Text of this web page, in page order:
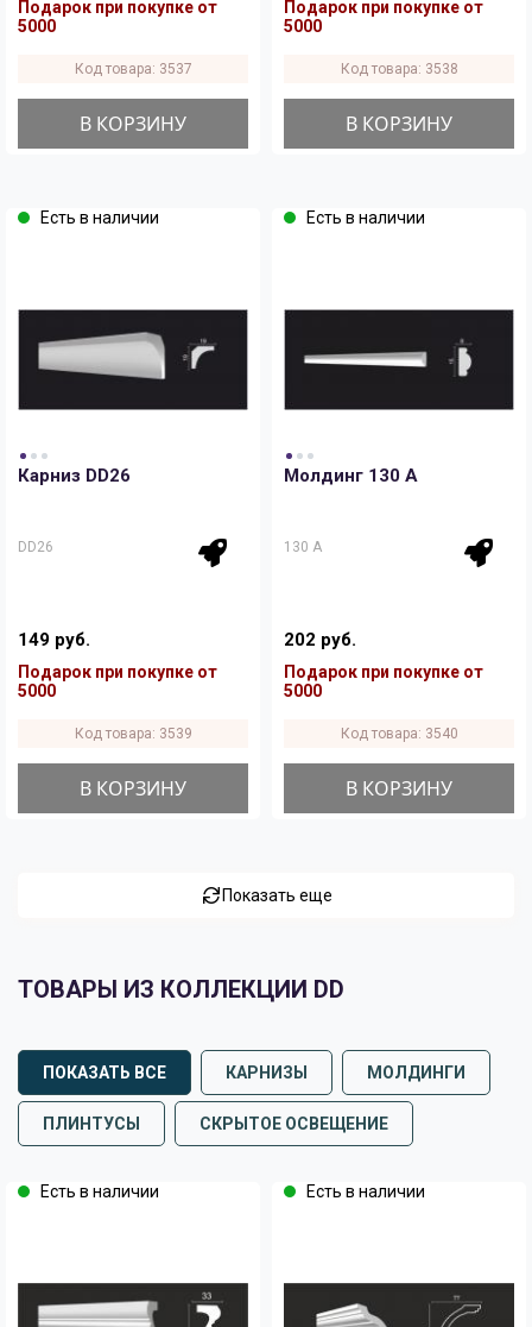
Подарок при покупке от
5000
Код товара: 3537
В КОРЗИНУ
Подарок при покупке от
5000
Код товара: 3538
В КОРЗИНУ
Есть в наличии
Карниз DD26
DD26
149 руб.
Подарок при покупке от
5000
Код товара: 3539
В КОРЗИНУ
Есть в наличии
Молдинг 130 A
130 A
202 руб.
Подарок при покупке от
5000
Код товара: 3540
В КОРЗИНУ
Показать еще
ТОВАРЫ ИЗ КОЛЛЕКЦИИ DD
ПОКАЗАТЬ ВСЕ КАРНИЗЫ МОЛДИНГИ
ПЛИНТУСЫ СКРЫТОЕ ОСВЕЩЕНИЕ
Есть в наличии Есть в наличии